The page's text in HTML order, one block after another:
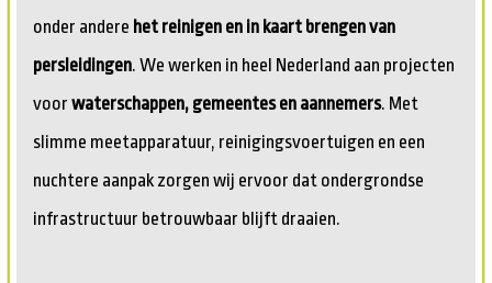
onder andere het reinigen en in kaart brengen van
persleidingen. We werken in heel Nederland aan projecten
voor waterschappen, gemeentes en aannemers. Met
slimme meetapparatuur, reinigingsvoertuigen en een
nuchtere aanpak zorgen wij ervoor dat ondergrondse
infrastructuur betrouwbaar blijft draaien.